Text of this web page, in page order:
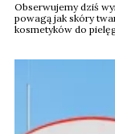
Obserwujemy dziś
powagą jak skóry
kosmetyków do
specjalizacji - mówi